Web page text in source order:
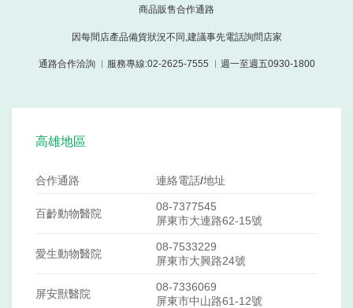
商品販售合作通路
因每間店產品備貨狀況不同,建議事先電話詢問店家
通路合作洽詢 ︳服務專線:02-2625-7555 ︳週一至週五0930-1800
高雄地區
合作通路 連絡電話/地址
百齡動物醫院
08-7377545
屏東市大連路62-15號
愛生動物醫院
08-7533229
屏東市大興路24號
屏安獸醫院
08-7336069
屏東市中山路61-12號